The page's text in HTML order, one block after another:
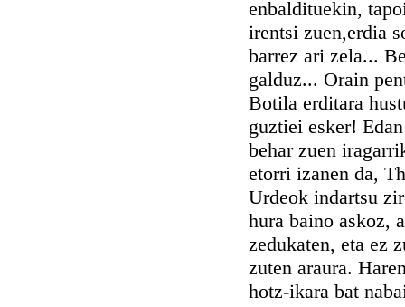
enbaldituekin,
irentsi zuen,erdia
barrez ari zela...
galduz... Orain
Botila erditara
guztiei esker!
behar zuen
etorri izanen da,
Urdeok indartsu
hura baino askoz,
zedukaten, eta ez
zuten araura.
hotz-ikara bat